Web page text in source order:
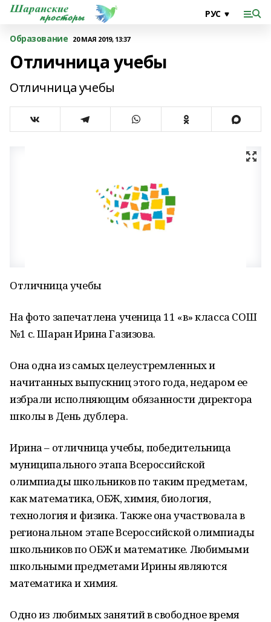
Образование 20 МАЯ 2019, 13:37
Отличница учебы
Отличница учебы
Отличница учебы
На фото запечатлена ученица 11 «в» класса СОШ
№1 с. Шаран Ирина Газизова.
Она одна из самых целеустремленных и
начитанных выпускниц этого года, недаром ее
избрали исполняющим обязанности директора
школы в День дублера.
Ирина – отличница учебы, победительница
муниципального этапа Всероссийской
олимпиады школьников по таким предметам,
как математика, ОБЖ, химия, биология,
технология и физика. Также она участвовала в
региональном этапе Всероссийской олимпиады
школьников по ОБЖ и математике. Любимыми
школьными предметами Ирины являются
математика и химия.
Одно из любимых занятий в свободное время